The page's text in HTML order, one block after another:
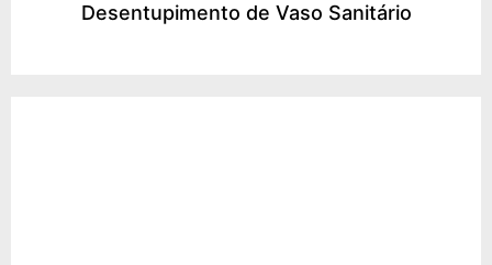
Desentupimento de Vaso Sanitário